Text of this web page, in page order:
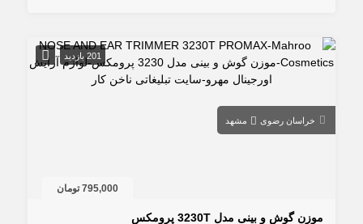
201 بازدید
خراسان رضوی مشهد
795,000 تومان
موزن گوش و بینی مدل 3230T پرومکس